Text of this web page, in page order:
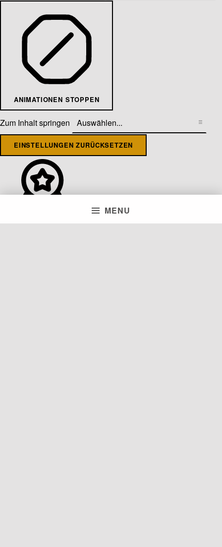
MENU
ANIMATIONEN STOPPEN
Zum Inhalt springen
EINSTELLUNGEN ZURÜCKSETZEN